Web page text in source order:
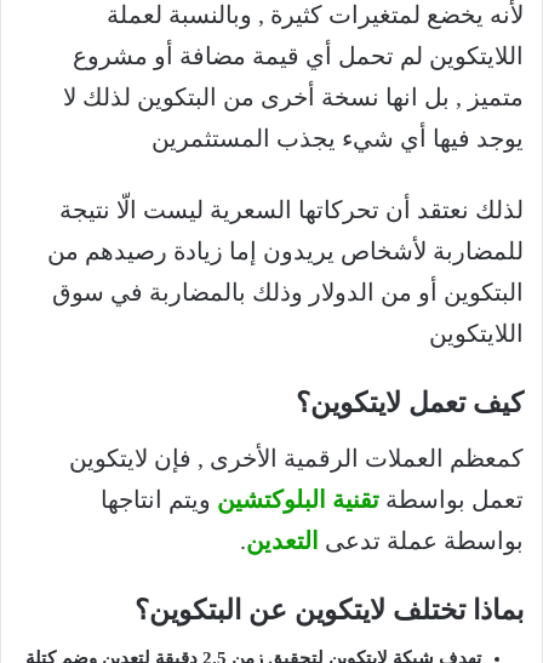
لأنه يخضع لمتغيرات كثيرة , وبالنسبة لعملة
اللايتكوين لم تحمل أي قيمة مضافة أو مشروع
متميز , بل انها نسخة أخرى من البتكوين لذلك لا
يوجد فيها أي شيء يجذب المستثمرين
لذلك نعتقد أن تحركاتها السعرية ليست الّا نتيجة
للمضاربة لأشخاص يريدون إما زيادة رصيدهم من
البتكوين أو من الدولار وذلك بالمضاربة في سوق
اللايتكوين
كيف تعمل لايتكوين؟
كمعظم العملات الرقمية الأخرى , فإن لايتكوين
تعمل بواسطة تقنية البلوكتشين ويتم انتاجها
بواسطة عملة تدعى التعدين.
بماذا تختلف لايتكوين عن البتكوين؟
تهدف شبكة لايتكوين لتحقيق زمن 2.5 دقيقة لتعدين وضم كتلة